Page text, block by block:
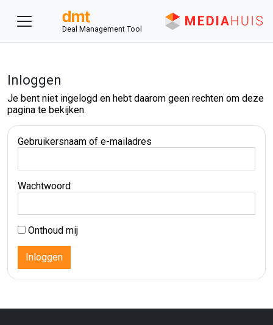
Deal Management Tool
Inloggen
Je bent niet ingelogd en hebt daarom geen rechten om deze
pagina te bekijken.
Gebruikersnaam of e-mailadres
Wachtwoord
Onthoud mij